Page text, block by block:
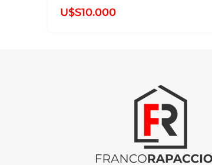
U$S10.000